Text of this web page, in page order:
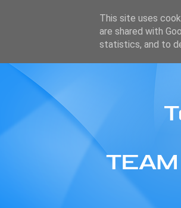
This site uses
are shared with
statistics, and to